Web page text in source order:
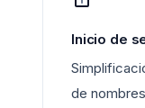
Inicio de
de